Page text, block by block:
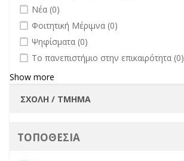
undefined
Νέα (0)
undefined
Φοιτητική Μέριμνα (0)
undefined
Ψηφίσματα (0)
undefined
Το πανεπιστήμιο στην επικαιρότητα (0)
Show more
ΤΟΠΟΘΕΣΙΑ